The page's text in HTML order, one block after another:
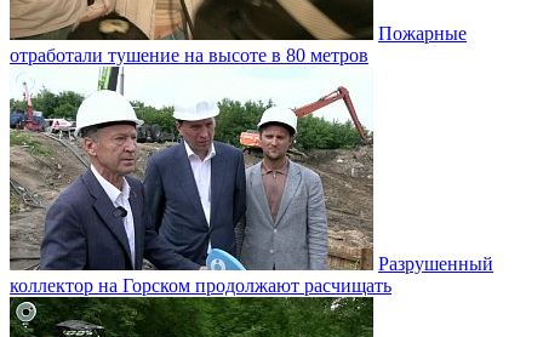
Пожарные
отработали тушение на высоте в 80 метров
Разрушенный
коллектор на Горском продолжают расчищать